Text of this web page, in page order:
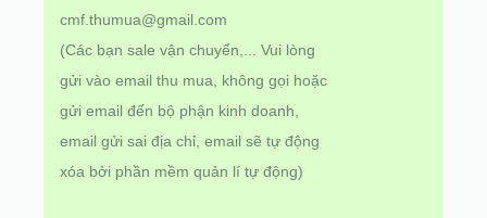
cmf.thumua@gmail.com
(Các bạn sale vận chuyển,... Vui lòng
gửi vào email thu mua, không gọi hoặc
gửi email đến bộ phận kinh doanh,
email gửi sai địa chỉ, email sẽ tự động
xóa bởi phần mềm quản lí tự động)